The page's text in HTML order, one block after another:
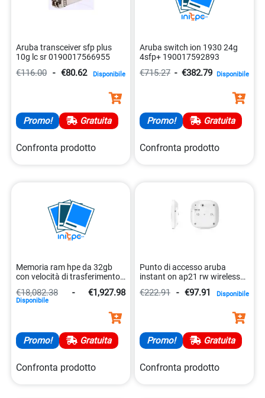
vasta scelta di articoli per personalizzare e migliorare le
in fibra ottica completa l’offerta di Hewlett Packard
Enterprise, che è impegnata a fornire soluzioni innovative e
dell’informatica e delle telecomunicazioni.
Aruba transceiver sfp plus
10g lc sr 0190017566955
€116.00 - €80.62 Disponibile
Promo! Gratuita
Confronta prodotto
Aruba switch ion 1930 24g
4sfp+ 190017592893
€715.27 - €382.79 Disponibile
Promo! Gratuita
Confronta prodotto
Memoria ram hpe da 32gb
con velocità di trasferimento
€18,082.38 - €1,927.98
Disponibile
Promo! Gratuita
Confronta prodotto
Punto di accesso aruba
instant on ap21 rw wireless
0190017676746
€222.91 - €97.91 Disponibile
Promo! Gratuita
Confronta prodotto